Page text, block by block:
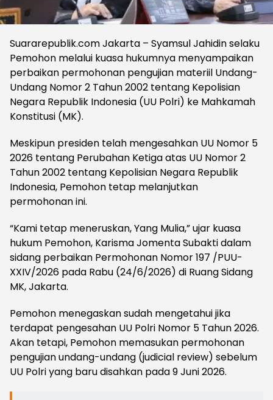
Suararepublik.com Jakarta – Syamsul Jahidin selaku
Pemohon melalui kuasa hukumnya menyampaikan
perbaikan permohonan pengujian materiil Undang-
Undang Nomor 2 Tahun 2002 tentang Kepolisian
Negara Republik Indonesia (UU Polri) ke Mahkamah
Konstitusi (MK).
Meskipun presiden telah mengesahkan UU Nomor 5
2026 tentang Perubahan Ketiga atas UU Nomor 2
Tahun 2002 tentang Kepolisian Negara Republik
Indonesia, Pemohon tetap melanjutkan
permohonan ini.
“Kami tetap meneruskan, Yang Mulia,” ujar kuasa
hukum Pemohon, Karisma Jomenta Subakti dalam
sidang perbaikan Permohonan Nomor 197 /PUU-
XXIV/2026 pada Rabu (24/6/2026) di Ruang Sidang
MK, Jakarta.
Pemohon menegaskan sudah mengetahui jika
terdapat pengesahan UU Polri Nomor 5 Tahun 2026.
Akan tetapi, Pemohon memasukan permohonan
pengujian undang-undang (judicial review) sebelum
UU Polri yang baru disahkan pada 9 Juni 2026.